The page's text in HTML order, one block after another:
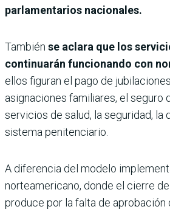
parlamentarios nacionales.
También se aclara que los
continuarán funcionando con
ellos figuran el pago de
asignaciones familiares, el seguro
servicios de salud, la seguridad, la
sistema penitenciario.
A diferencia del modelo
norteamericano, donde el cierre
produce por la falta de aprobación